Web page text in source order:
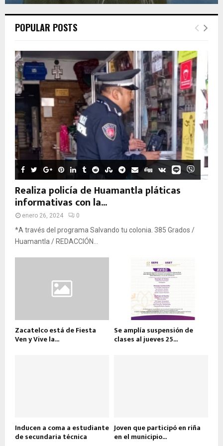
POPULAR POSTS
Realiza policía de Huamantla pláticas
informativas con la...
enero 26, 2024 0
*A través del programa Salvando tu colonia. 385 Grados /
Huamantla / REDACCIÓN...
Zacatelco está de Fiesta
Ven y Vive la...
Se amplía suspensión de
clases al jueves 25...
Inducen a coma a estudiante
de secundaria técnica
Joven que participó en riña
en el municipio...